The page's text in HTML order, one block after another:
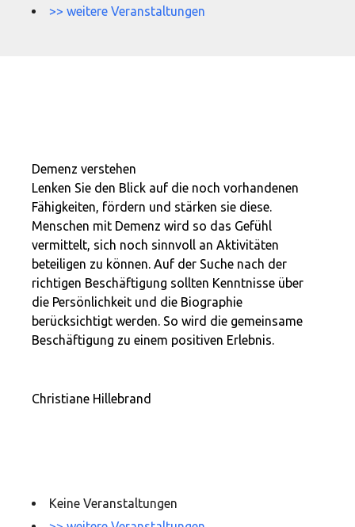
>> weitere Veranstaltungen
Demenz verstehen
Lenken Sie den Blick auf die noch vorhandenen
Fähigkeiten, fördern und stärken sie diese.
Menschen mit Demenz wird so das Gefühl
vermittelt, sich noch sinnvoll an Aktivitäten
beteiligen zu können. Auf der Suche nach der
richtigen Beschäftigung sollten Kenntnisse über
die Persönlichkeit und die Biographie
berücksichtigt werden. So wird die gemeinsame
Beschäftigung zu einem positiven Erlebnis.
Christiane Hillebrand
Keine Veranstaltungen